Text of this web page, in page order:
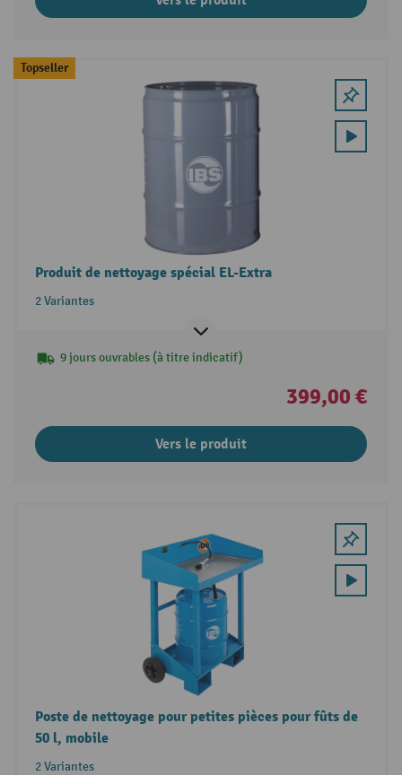
Topseller
Produit de nettoyage spécial EL-Extra
2 Variantes
9 jours ouvrables (à titre indicatif)
399,00 €
Vers le produit
Poste de nettoyage pour petites pièces pour fûts de
50 l, mobile
2 Variantes